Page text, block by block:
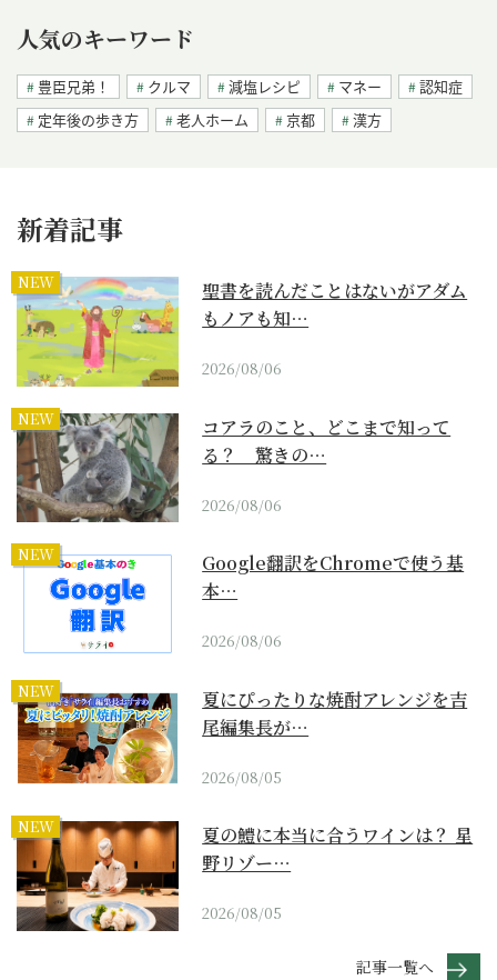
人気のキーワード
豊臣兄弟！ クルマ 減塩レシピ マネー
認知症
定年後の歩き方
老人ホーム 京都 漢方
新着記事
NEW
聖書を読んだことはないがアダム
もノアも知…
2026/08/06
NEW
コアラのこと、どこまで知って
る？ 驚きの…
2026/08/06
NEW
Google翻訳をChromeで使う基
本…
2026/08/06
NEW
夏にぴったりな焼酎アレンジを吉
尾編集長が…
2026/08/05
NEW
夏の鱧に本当に合うワインは？ 星
野リゾー…
2026/08/05
記事一覧へ